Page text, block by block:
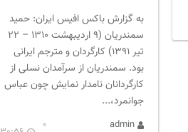
به گزارش باکس افیس ایران: حمید
سمندریان (۹ اردیبهشت ۱۳۱۰ – ۲۲
تیر ۱۳۹۱) کارگردان و مترجم ایرانی
بود. سمندریان از سرآمدان نسلی از
کارگردانان نامدار نمایش چون عباس
جوانمرد،...
admin